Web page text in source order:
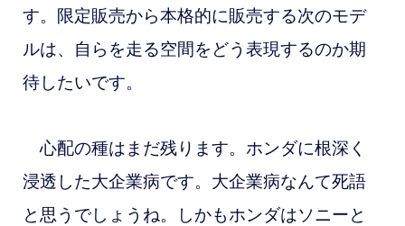
す。限定販売から本格的に販売する次のモデ
ルは、自らを走る空間をどう表現するのか期
待したいです。
心配の種はまだ残ります。ホンダに根深く
浸透した大企業病です。大企業病なんて死語
と思うでしょうね。しかもホンダはソニーと